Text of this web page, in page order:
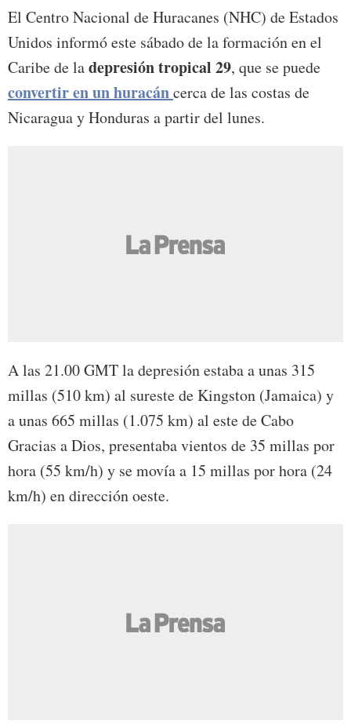
El Centro Nacional de Huracanes (NHC) de Estados
Unidos informó este sábado de la formación en el
Caribe de ladepresión tropical 29, que se puede
convertir en un huracáncerca de las costas de
Nicaragua y Honduras a partir del lunes.
A las 21.00 GMT la depresión estaba a unas 315
millas (510 km) al sureste de Kingston (Jamaica) y
a unas 665 millas (1.075 km) al este de Cabo
Gracias a Dios, presentaba vientos de 35 millas por
hora (55 km/h) y se movía a 15 millas por hora (24
km/h) en dirección oeste.